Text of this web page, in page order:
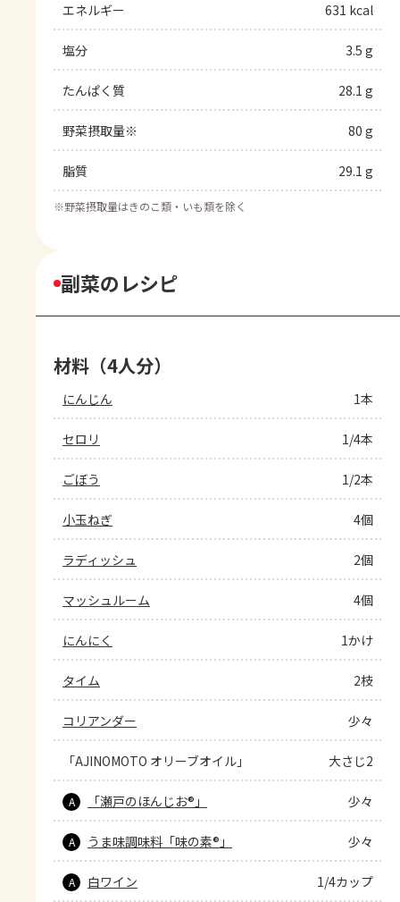
エネルギー 631 kcal
塩分 3.5 g
たんぱく質 28.1 g
野菜摂取量※ 80 g
脂質 29.1 g
※野菜摂取量はきのこ類・いも類を除く
副菜のレシピ
材料（4人分）
にんじん 1本
セロリ 1/4本
ごぼう 1/2本
小玉ねぎ 4個
ラディッシュ 2個
マッシュルーム 4個
にんにく 1かけ
タイム 2枝
コリアンダー 少々
「AJINOMOTO オリーブオイル」 大さじ2
A 「瀬戸のほんじお®」 少々
A うま味調味料「味の素®」 少々
A 白ワイン 1/4カップ